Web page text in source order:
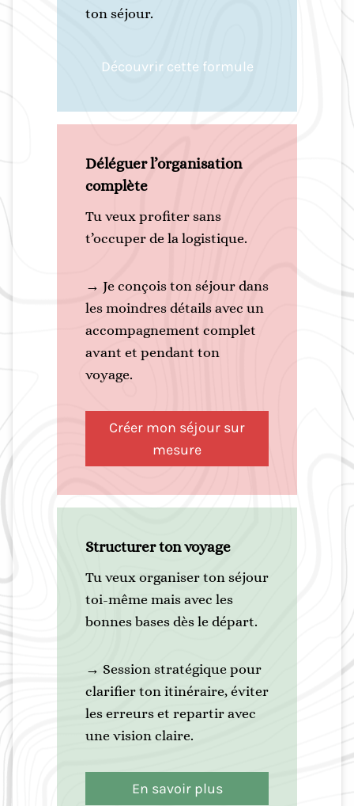
ton séjour.
Découvrir cette formule
Déléguer l’organisation
complète
Tu veux profiter sans
t’occuper de la logistique.
→ Je conçois ton séjour dans
les moindres détails avec un
accompagnement complet
avant et pendant ton
voyage.
Créer mon séjour sur
mesure
Structurer ton voyage
Tu veux organiser ton séjour
toi-même mais avec les
bonnes bases dès le départ.
→ Session stratégique pour
clarifier ton itinéraire, éviter
les erreurs et repartir avec
une vision claire.
En savoir plus